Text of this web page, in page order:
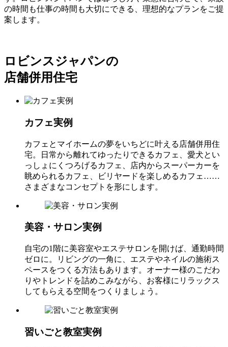
の時間も仕事の時間も大切にできる、理想的なプランをご提
案します。
ロビンスジャパンの
店舗併用住宅
カフェ実例
カフェとマイホームの夢をいちどに叶える店舗併用住
宅。日常から離れてゆったりできるカフェ、愛犬とい
っしょにくつろげるカフェ、店内からスーパーカーを
眺められるカフェ、ビリヤードを楽しめるカフェ……
さまざまなコンセプトを形にします。
美容・サロン実例
自宅の1階に美容室やエステサロンを開けば、通勤時間
ゼロに。リビングの一角に、エステやネイルの施術ス
ペースをつくる方法もあります。オーナー様のこだわ
りやトレンドを詰めこみながら、お客様にリラックス
してもらえる空間をつくりましょう。
習いごと教室実例